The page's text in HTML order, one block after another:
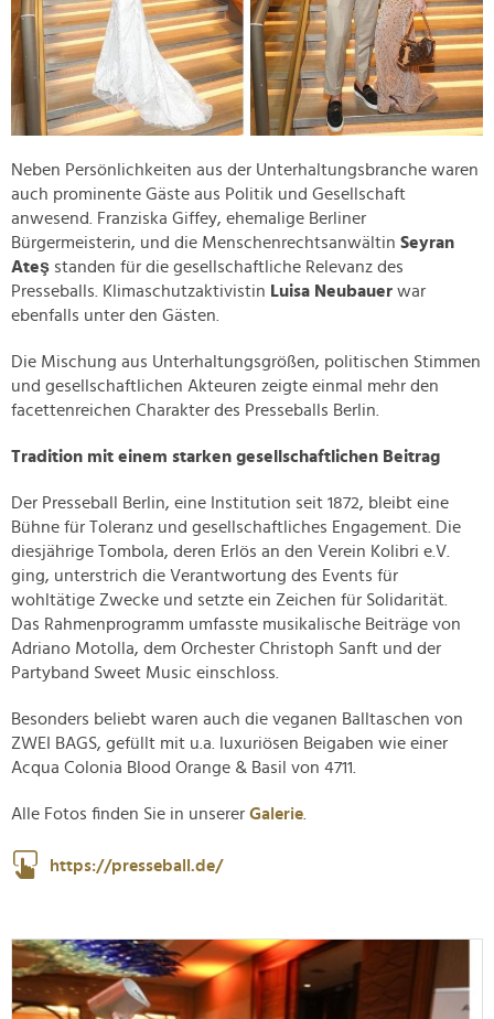
Neben Persönlichkeiten aus der Unterhaltungsbranche waren
auch prominente Gäste aus Politik und Gesellschaft
anwesend. Franziska Giffey, ehemalige Berliner
Bürgermeisterin, und die Menschenrechtsanwältin Seyran
Ateş standen für die gesellschaftliche Relevanz des
Presseballs. Klimaschutzaktivistin Luisa Neubauer war
ebenfalls unter den Gästen.
Die Mischung aus Unterhaltungsgrößen, politischen Stimmen
und gesellschaftlichen Akteuren zeigte einmal mehr den
facettenreichen Charakter des Presseballs Berlin.
Tradition mit einem starken gesellschaftlichen Beitrag
Der Presseball Berlin, eine Institution seit 1872, bleibt eine
Bühne für Toleranz und gesellschaftliches Engagement. Die
diesjährige Tombola, deren Erlös an den Verein Kolibri e.V.
ging, unterstrich die Verantwortung des Events für
wohltätige Zwecke und setzte ein Zeichen für Solidarität.
Das Rahmenprogramm umfasste musikalische Beiträge von
Adriano Motolla, dem Orchester Christoph Sanft und der
Partyband Sweet Music einschloss.
Besonders beliebt waren auch die veganen Balltaschen von
ZWEI BAGS, gefüllt mit u.a. luxuriösen Beigaben wie einer
Acqua Colonia Blood Orange & Basil von 4711.
Alle Fotos finden Sie in unserer Galerie.
https://presseball.de/